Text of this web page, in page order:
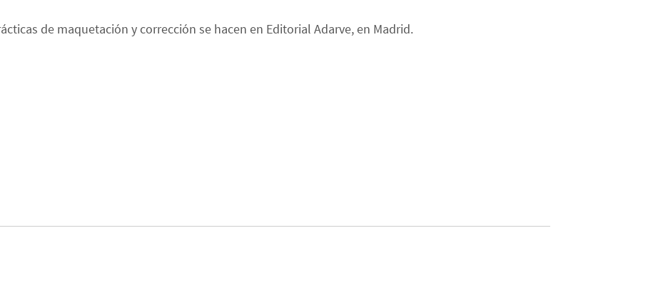
de maquetación y corrección se hacen en Editorial Adarve, en Madrid.